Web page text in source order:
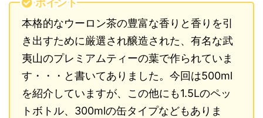
ポイント
本格的なウーロン茶の豊富な香りと香りを引
き出すために厳選され醸造された、有名な武
夷山のプレミアムティーの葉で作られていま
す・・・と書いてありました。今回は500ml
を紹介していますが、この他にも1.5Lのペッ
トボトル、300mlの缶タイプなどもありま